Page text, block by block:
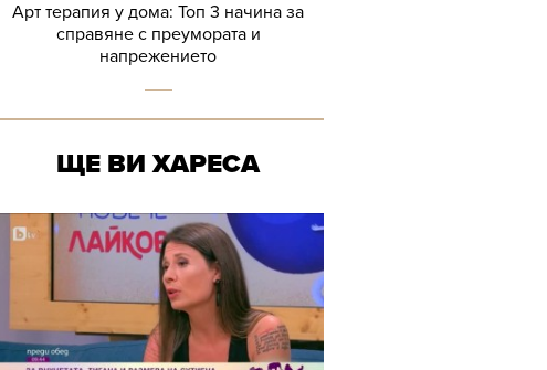
Арт терапия у дома: Топ 3 начина за
справяне с преумората и
напрежението
ЩЕ ВИ ХАРЕСА